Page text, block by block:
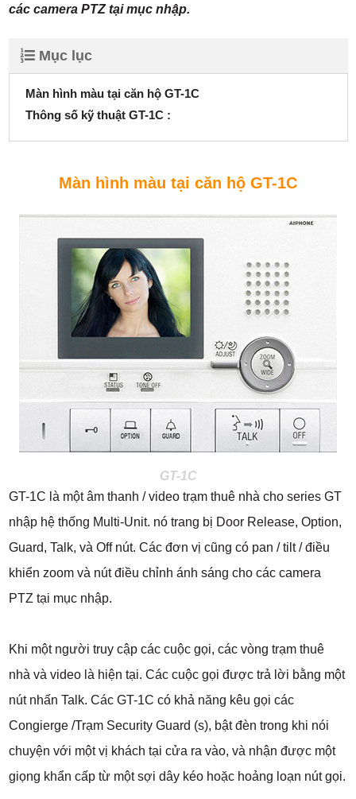
các camera PTZ tại mục nhập.
Mục lục
Màn hình màu tại căn hộ GT-1C
Thông số kỹ thuật GT-1C :
Màn hình màu tại căn hộ GT-1C
GT-1C
GT-1C là một âm thanh / video trạm thuê nhà cho series GT
nhập hệ thống Multi-Unit. nó trang bị Door Release, Option,
Guard, Talk, và Off nút. Các đơn vị cũng có pan / tilt / điều
khiển zoom và nút điều chỉnh ánh sáng cho các camera
PTZ tại mục nhập.
Khi một người truy cập các cuộc gọi, các vòng trạm thuê
nhà và video là hiện tại. Các cuộc gọi được trả lời bằng một
nút nhấn Talk. Các GT-1C có khả năng kêu gọi các
Congierge /Trạm Security Guard (s), bật đèn trong khi nói
chuyện với một vị khách tại cửa ra vào, và nhận được một
giọng khẩn cấp từ một sợi dây kéo hoặc hoảng loạn nút gọi.